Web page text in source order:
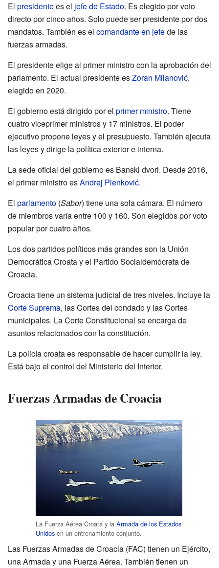
El presidentees el jefe de Estado. Es elegido por voto
directo por cinco años. Solo puede ser presidente por dos
mandatos. También es el comandante en jefede las
fuerzas armadas.
El presidente elige al primer ministro con la aprobación del
parlamento. El actual presidente esZoran Milanović,
elegido en 2020.
El gobierno está dirigido por el primer ministro. Tiene
cuatro viceprimer ministros y 17 ministros. El poder
ejecutivo propone leyes y el presupuesto. También ejecuta
las leyes y dirige la política exterior e interna.
La sede oficial del gobierno es Banski dvori. Desde 2016,
el primer ministro esAndrej Plenković.
El parlamento (Sabor) tiene una sola cámara. El número
de miembros varía entre 100 y 160. Son elegidos por voto
popular por cuatro años.
Los dos partidos políticos más grandes son la Unión
Democrática Croata y el Partido Socialdemócrata de
Croacia.
Croacia tiene un sistema judicial de tres niveles. Incluye la
Corte Suprema, las Cortes del condado y las Cortes
municipales. La Corte Constitucional se encarga de
asuntos relacionados con la constitución.
La policía croata es responsable de hacer cumplir la ley.
Está bajo el control del Ministerio del Interior.
Fuerzas Armadas de Croacia
La Fuerza Aérea Croata y la Armada de los Estados
Unidos en un entrenamiento conjunto.
Las Fuerzas Armadas de Croacia (FAC) tienen un Ejército,
una Armada y una Fuerza Aérea. También tienen un